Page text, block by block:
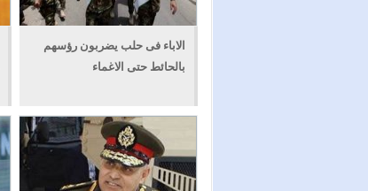
الاباء فى حلب يضربون رؤسهم
بالحائط حتى الاغماء